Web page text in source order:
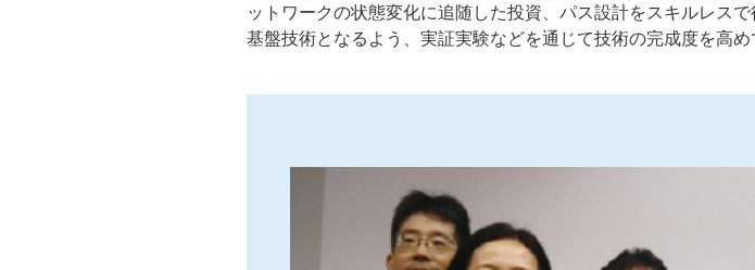
ットワークの状態変化に追随した投資、パス設計をスキルレス
基盤技術となるよう、実証実験などを通じて技術の完成度を高め